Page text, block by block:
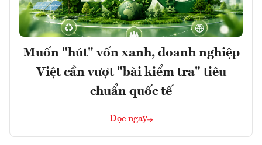
Muốn "hút" vốn xanh, doanh nghiệp
Việt cần vượt "bài kiểm tra" tiêu
chuẩn quốc tế
Đọc ngay